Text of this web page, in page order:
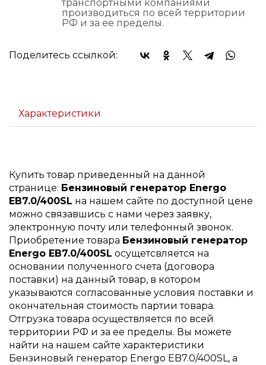
транспортными компаниями
производиться по всей территории
РФ и за ее пределы.
Поделитесь ссылкой:
Характеристики
Купить товар приведенный на данной
странице: Бензиновый генератор Energo
EB7.0/400SL на нашем сайте по доступной цене
можно связавшись с нами через заявку,
электронную почту или телефонный звонок.
Приобретение товара Бензиновый генератор
Energo EB7.0/400SL осущетсвляется на
основании полученного счета (договора
поставки) на данный товар, в котором
указываются согласованные условия поставки и
окончательная стоимость партии товара.
Отгрузка товара осуществляется по всей
территории РФ и за ее пределы. Вы можете
найти на нашем сайте характеристики
Бензиновый генератор Energo EB7.0/400SL, а